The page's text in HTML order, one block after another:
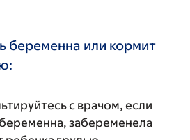
беременна или кормит
с врачом, если
забеременела